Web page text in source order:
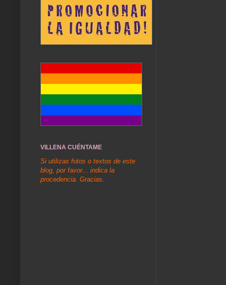
VILLENA CUÉNTAME
Si utilizas fotos o textos de este
blog, por favor... indica la
procedencia. Gracias.